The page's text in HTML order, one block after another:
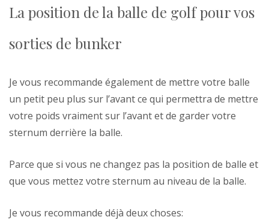
La position de la balle de golf pour vos
sorties de bunker
Je vous recommande également de mettre votre balle
un petit peu plus sur l’avant ce qui permettra de mettre
votre poids vraiment sur l’avant et de garder votre
sternum derrière la balle.
Parce que si vous ne changez pas la position de balle et
que vous mettez votre sternum au niveau de la balle.
Je vous recommande déjà deux choses: